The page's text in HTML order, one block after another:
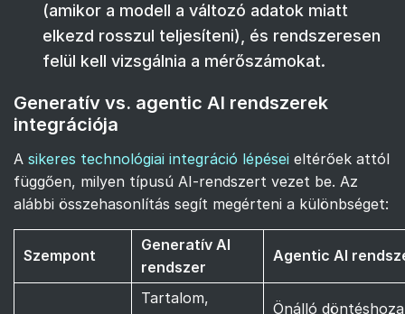
(amikor a modell a változó adatok miatt
elkezd rosszul teljesíteni), és rendszeresen
felül kell vizsgálnia a mérőszámokat.
Generatív vs. agentic AI rendszerek
integrációja
A sikeres technológiai integráció lépései eltérőek attól
függően, milyen típusú AI-rendszert vezet be. Az
alábbi összehasonlítás segít megérteni a különbséget:
Szempont
Generatív AI
rendszer
Agentic AI
Tartalom,
Önálló